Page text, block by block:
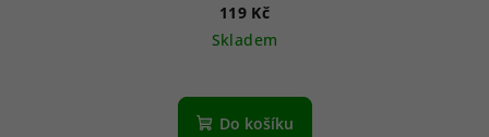
119 Kč
Skladem
Do košíku